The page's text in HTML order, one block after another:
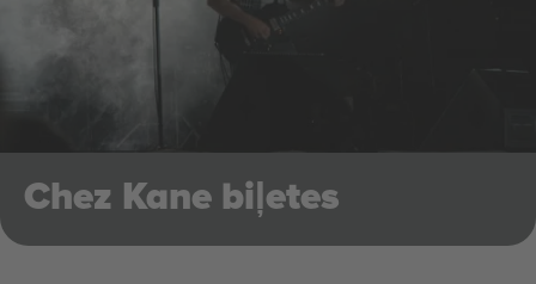
Chez Kane biļetes